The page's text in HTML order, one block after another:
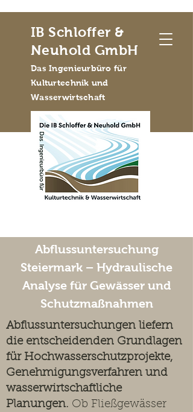
IB Schloffer &
Neuhold GmbH
Das Ingenieurbüro für
Kulturtechnik und
Wasserwirtschaft
Abflussuntersuchung
Steiermark – Hydraulische
Analyse für Gewässer und
Schutzmaßnahmen
Abflussuntersuchungen liefern
die entscheidenden Grundlagen
für Hochwasserschutzprojekte,
Genehmigungsverfahren und
wasserwirtschaftliche
Planungen. Ob Fließgewässer